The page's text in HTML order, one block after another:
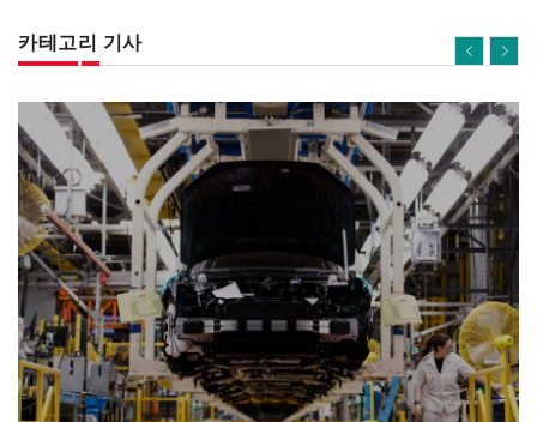
카테고리 기사